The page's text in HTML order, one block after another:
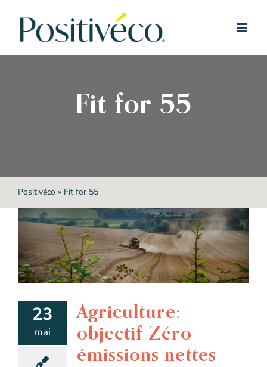
Fit for 55
Positivéco» Fit for 55
23
mai
Agriculture:
objectif Zéro
émissions nettes